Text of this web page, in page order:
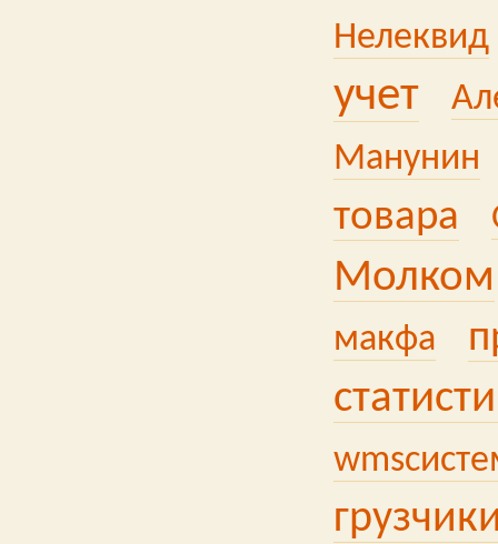
Нелеквид
учет
Манунин
товара
Молком
макфа